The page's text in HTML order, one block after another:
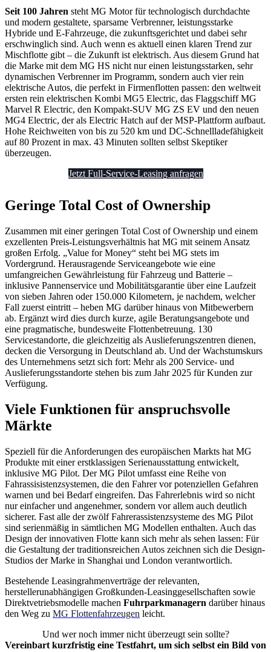
Seit 100 Jahren steht MG Motor für technologisch durchdachte
und modern gestaltete, sparsame Verbrenner, leistungsstarke
Hybride und E-Fahrzeuge, die zukunftsgerichtet und dabei sehr
erschwinglich sind. Auch wenn es aktuell einen klaren Trend zur
Mischflotte gibt – die Zukunft ist elektrisch. Aus diesem Grund hat
die Marke mit dem MG HS nicht nur einen leistungsstarken, sehr
dynamischen Verbrenner im Programm, sondern auch vier rein
elektrische Autos, die perfekt in Firmenflotten passen: den weltweit
ersten rein elektrischen Kombi MG5 Electric, das Flaggschiff MG
Marvel R Electric, den Kompakt-SUV MG ZS EV und den neuen
MG4 Electric, der als Electric Hatch auf der MSP-Plattform aufbaut.
Hohe Reichweiten von bis zu 520 km und DC-Schnellladefähigkeit
auf 80 Prozent in max. 43 Minuten sollten selbst Skeptiker
überzeugen.
Jetzt Full-Service-Leasing anfragen
Geringe Total Cost of Ownership
Zusammen mit einer geringen Total Cost of Ownership und einem
exzellenten Preis-Leistungsverhältnis hat MG mit seinem Ansatz
großen Erfolg. „Value for Money“ steht bei MG stets im
Vordergrund. Herausragende Serviceangebote wie eine
umfangreichen Gewährleistung für Fahrzeug und Batterie –
inklusive Pannenservice und Mobilitätsgarantie über eine Laufzeit
von sieben Jahren oder 150.000 Kilometern, je nachdem, welcher
Fall zuerst eintritt – heben MG darüber hinaus von Mitbewerbern
ab. Ergänzt wird dies durch kurze, agile Beratungsangebote und
eine pragmatische, bundesweite Flottenbetreuung. 130
Servicestandorte, die gleichzeitig als Auslieferungszentren dienen,
decken die Versorgung in Deutschland ab. Und der Wachstumskurs
des Unternehmens setzt sich fort: Mehr als 200 Service- und
Auslieferungsstandorte stehen bis zum Jahr 2025 für Kunden zur
Verfügung.
Viele Funktionen für anspruchsvolle
Märkte
Speziell für die Anforderungen des europäischen Markts hat MG
Produkte mit einer erstklassigen Serienausstattung entwickelt,
inklusive MG Pilot. Der MG Pilot umfasst eine Reihe von
Fahrassisistenzsystemen, die den Fahrer vor potenziellen Gefahren
warnen und bei Bedarf eingreifen. Das Fahrerlebnis wird so nicht
nur einfacher und angenehmer, sondern vor allem auch deutlich
sicherer. Fast alle der zwölf Fahrerassistenzsysteme des MG Pilot
sind serienmäßig in sämtlichen MG Modellen enthalten. Auch das
Design der innovativen Flotte kann sich mehr als sehen lassen: Für
die Gestaltung der traditionsreichen Autos zeichnen sich die Design-
Studios der Marke in Shanghai und London verantwortlich.
Bestehende Leasingrahmenverträge der relevanten,
herstellerunabhängigen Großkunden-Leasinggesellschaften sowie
Direktvetriebsmodelle machen Fuhrparkmanagern darüber hinaus
den Weg zu MG Flottenfahrzeugen leicht.
Und wer noch immer nicht überzeugt sein sollte?
Vereinbart kurzfristig eine Testfahrt, um sich selbst ein Bild von